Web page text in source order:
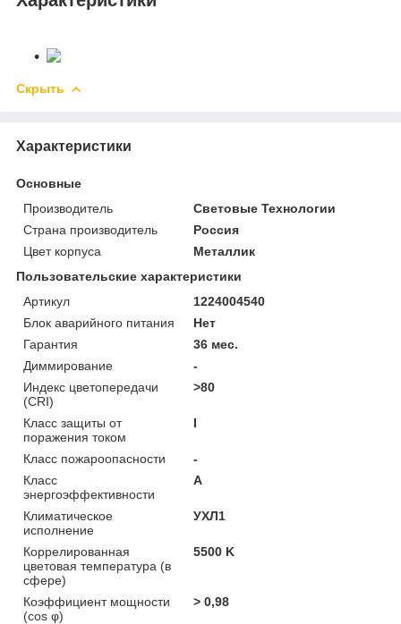
Скрыть
Характеристики
Основные
Производитель
Световые Технологии
Страна производитель
Россия
Цвет корпуса
Металлик
Пользовательские характеристики
Артикул
1224004540
Блок аварийного питания
Нет
Гарантия
36 мес.
Диммирование
-
Индекс цветопередачи
(CRI)
>80
Класс защиты от
поражения током
I
Класс пожароопасности
-
Класс
энергоэффективности
A
Климатическое
исполнение
УХЛ1
Коррелированная
цветовая температура (в
сфере)
5500 K
Коэффициент мощности
(cos φ)
> 0,98